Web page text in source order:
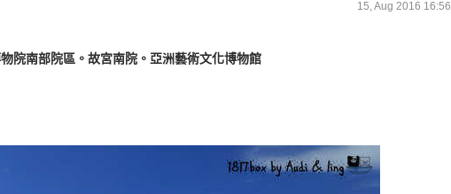
15, Aug 2016 16:56
院南部院區。故宮南院。亞洲藝術文化博物館